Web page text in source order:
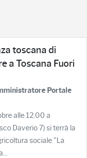
toscana di
a Toscana Fuori
Portale
alle 12.00 a
Daverio 7) si terrà la
sociale "La